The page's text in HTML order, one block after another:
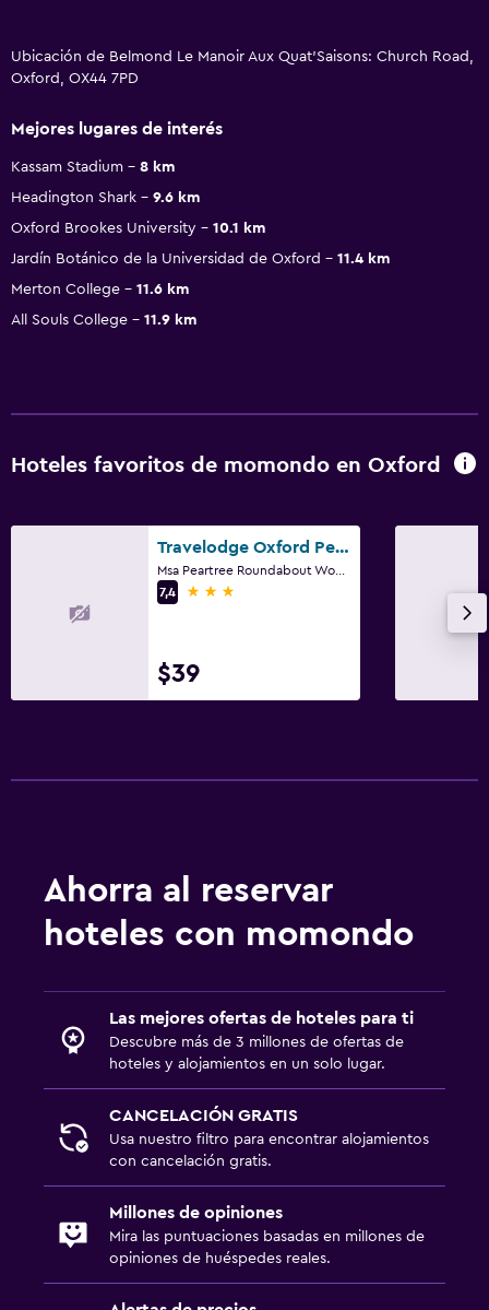
Ubicación de Belmond Le Manoir Aux Quat'Saisons: Church Road,
Oxford, OX44 7PD
Mejores lugares de interés
Kassam Stadium
8 km
Headington Shark
9.6 km
Oxford Brookes University
10.1 km
Jardín Botánico de la Universidad de Oxford
11.4 km
Merton College
11.6 km
All Souls College
11.9 km
Hoteles favoritos de momondo en Oxford
Travelodge Oxford Peartree
7,4
3 estrellas
$39
Ahorra al reservar
hoteles con momondo
Las mejores ofertas de hoteles para ti
Descubre más de 3 millones de ofertas de
hoteles y alojamientos en un solo lugar.
CANCELACIÓN GRATIS
Usa nuestro filtro para encontrar alojamientos
con cancelación gratis.
Millones de opiniones
Mira las puntuaciones basadas en millones de
opiniones de huéspedes reales.